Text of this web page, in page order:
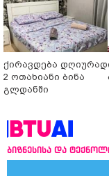
ქირავდება დღიურად
2 ოთახიანი ბინა
გლდანში
ბიზნესისა და